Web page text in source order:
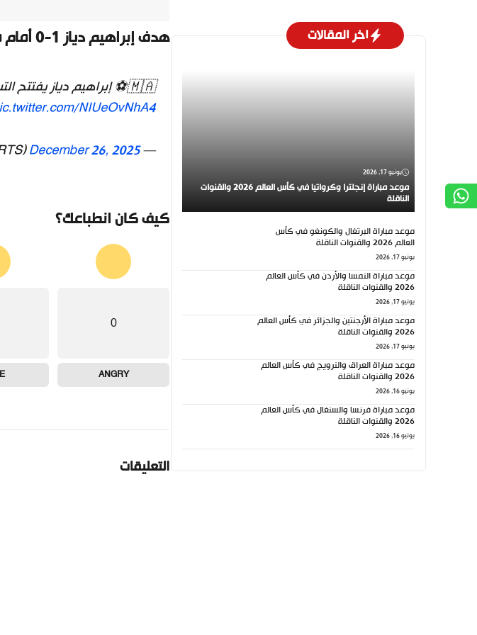
هدف إبراهيم دياز 1-0 أمام مالي كأس أمم افريقيا
🇲🇦⚽️ إبراهيم دياز يفتتح التسجل للمنتخب المغربي من علامة الجزاء
NIUeOvNhA4
— beIN SPORTS (@beINSPORTS)
December 26, 2025
كيف كان انطباعك؟
0
ANGRY
التعليقات
اخر المقالات
يونيو 17, 2026
موعد مباراة إنجلترا وكرواتيا في كأس العالم 2026 والقنوات
الناقلة
موعد مباراة البرتغال والكونغو في كأس
العالم 2026 والقنوات الناقلة
يونيو 17, 2026
موعد مباراة النمسا والأردن في كأس العالم
2026 والقنوات الناقلة
يونيو 17, 2026
موعد مباراة الأرجنتين والجزائر في كأس العالم
2026 والقنوات الناقلة
يونيو 17, 2026
موعد مباراة العراق والنرويج في كأس العالم
2026 والقنوات الناقلة
يونيو 16, 2026
موعد مباراة فرنسا والسنغال في كأس العالم
2026 والقنوات الناقلة
يونيو 16, 2026